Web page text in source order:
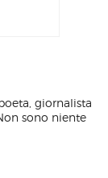
giornalista
sono niente